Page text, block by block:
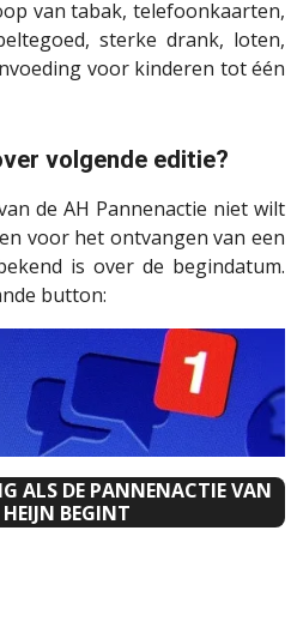
van tabak, telefoonkaarten,
sterke drank, loten,
voor kinderen tot één
volgende editie?
de AH Pannenactie niet wilt
voor het ontvangen van een
is over de begindatum.
button:
ALS DE PANNENACTIE VAN
BEGINT